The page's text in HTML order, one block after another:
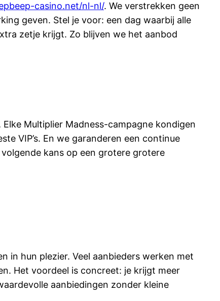
casino.net/nl-nl/. We verstrekken geen
geven. Stel je voor: een dag waarbij alle
zetje krijgt. Zo blijven we het aanbod
Multiplier Madness-campagne kondigen
VIP’s. En we garanderen een continue
kans op een grotere grotere
in hun plezier. Veel aanbieders werken met
Het voordeel is concreet: je krijgt meer
aanbiedingen zonder kleine